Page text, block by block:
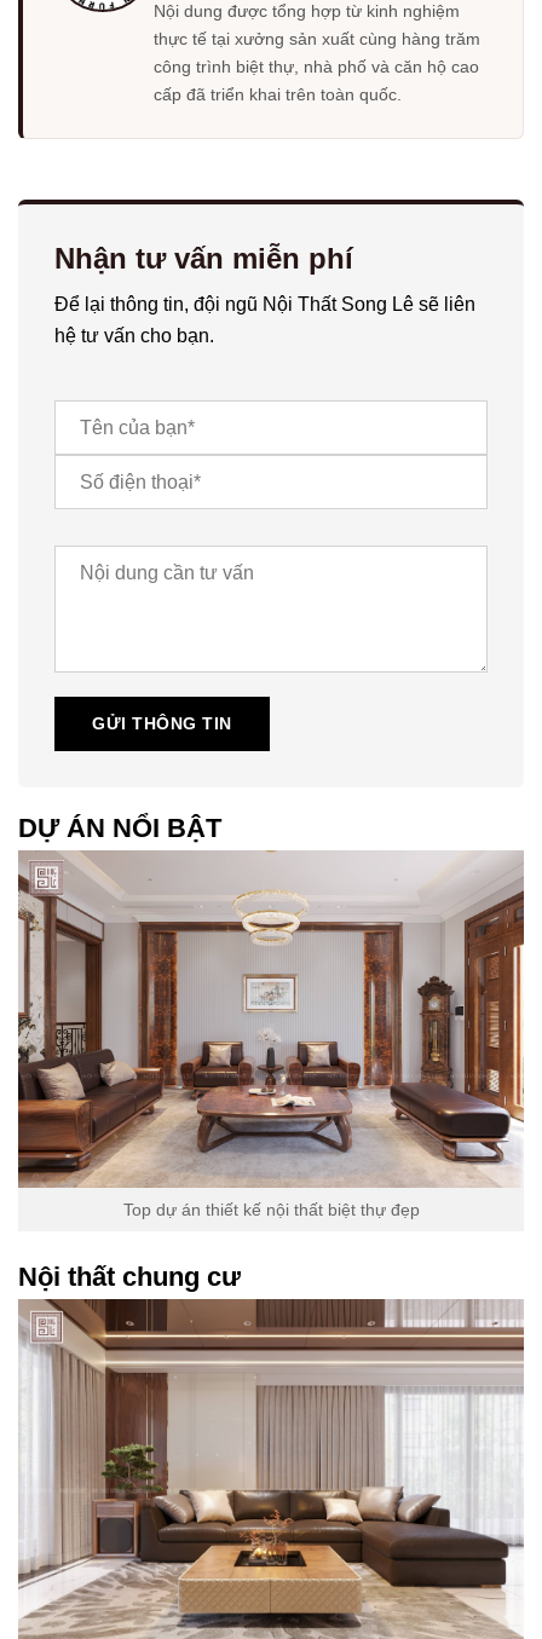
Nội dung được tổng hợp từ kinh nghiệm
thực tế tại xưởng sản xuất cùng hàng trăm
công trình biệt thự, nhà phố và căn hộ cao
cấp đã triển khai trên toàn quốc.
Nhận tư vấn miễn phí
Để lại thông tin, đội ngũ Nội Thất Song Lê sẽ liên
hệ tư vấn cho bạn.
GỬI THÔNG TIN
DỰ ÁN NỔI BẬT
Top dự án thiết kế nội thất biệt thự đẹp
Nội thất chung cư